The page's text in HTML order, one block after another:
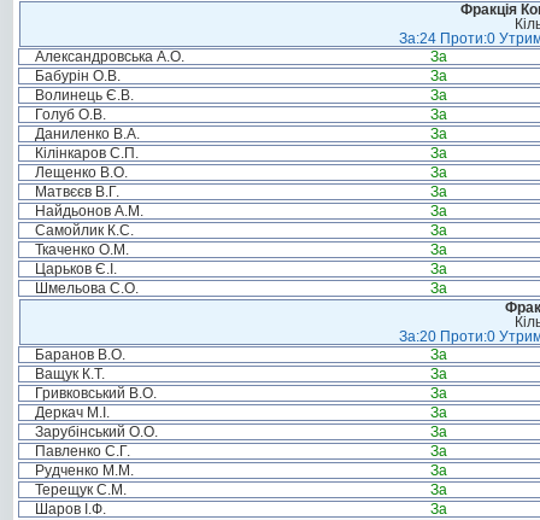
Фракція
За:24 Проти:0
Александровська А.О.
За
Бабурін О.В.
За
Волинець Є.В.
За
Голуб О.В.
За
Даниленко В.А.
За
Кілінкаров С.П.
За
Лещенко В.О.
За
Матвєєв В.Г.
За
Найдьонов А.М.
За
Самойлик К.С.
За
Ткаченко О.М.
За
Царьков Є.І.
За
Шмельова С.О.
За
За:20 Проти:0
Баранов В.О.
За
Ващук К.Т.
За
Гривковський В.О.
За
Деркач М.І.
За
Зарубінський О.О.
За
Павленко С.Г.
За
Рудченко М.М.
За
Терещук С.М.
За
Шаров І.Ф.
За